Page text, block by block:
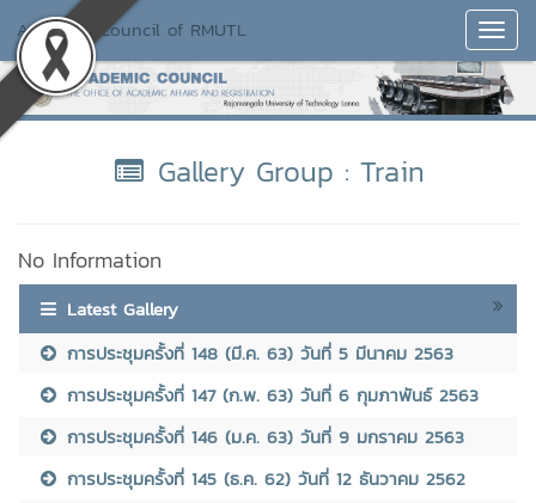
Academic Council of RMUTL
Gallery Group : Train
No Information
Latest Gallery
การประชุมครั้งที่ 148 (มี.ค. 63) วันที่ 5 มีนาคม 2563
การประชุมครั้งที่ 147 (ก.พ. 63) วันที่ 6 กุมภาพันธ์ 2563
การประชุมครั้งที่ 146 (ม.ค. 63) วันที่ 9 มกราคม 2563
การประชุมครั้งที่ 145 (ธ.ค. 62) วันที่ 12 ธันวาคม 2562